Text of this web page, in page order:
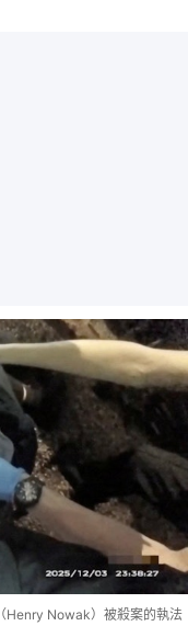
Henry Nowak）被殺案的執法